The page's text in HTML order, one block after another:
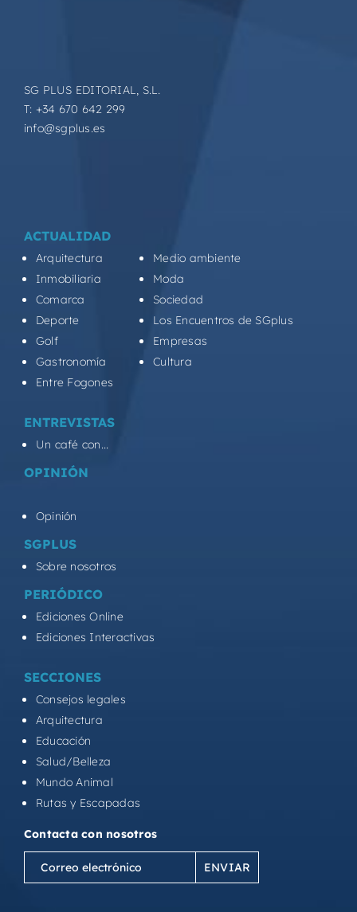
SG PLUS EDITORIAL, S.L.
T: +34 670 642 299
info@sgplus.es
ACTUALIDAD
Arquitectura
Inmobiliaria
Comarca
Deporte
Golf
Gastronomía
Entre Fogones
Medio ambiente
Moda
Sociedad
Los Encuentros de SGplus
Empresas
Cultura
ENTREVISTAS
Un café con...
OPINIÓN
Opinión
SGPLUS
Sobre nosotros
PERIÓDICO
Ediciones Online
Ediciones Interactivas
SECCIONES
Consejos legales
Arquitectura
Educación
Salud/Belleza
Mundo Animal
Rutas y Escapadas
Contacta con nosotros
Correo
electrónico